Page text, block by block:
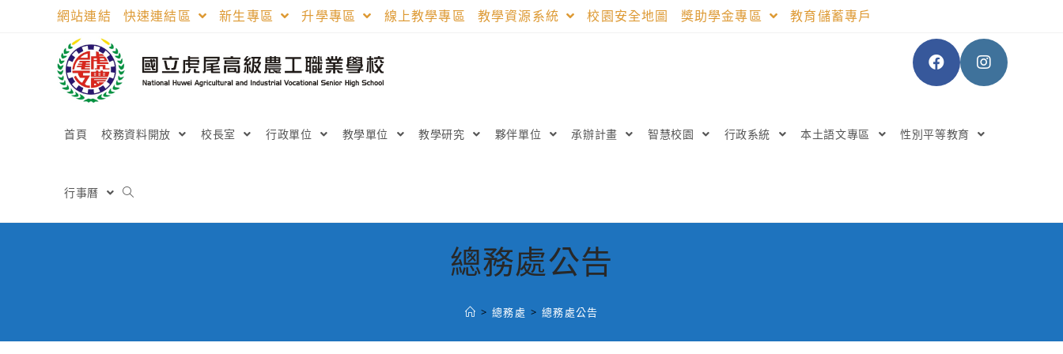
網站連結 快速連結區 新生專區 升學專區 線上教學專區 教學資源系統 校園安全地圖 獎助學金專區 教育儲蓄專戶
首頁 校務資料開放 校長室 行政單位 教學單位 教學研究 夥伴單位 承辦計畫 智慧校園 行政系統 本土語文專區 性別平等教育
行事曆
總務處公告
> 總務處 > 總務處公告